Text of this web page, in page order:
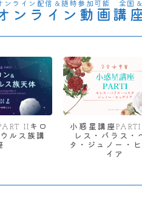
ンライン配信＆随時参加可能 全国
ンライン動画講
IIキロ
ルス族講
小惑星講座
レス・パラス・
タ・ジュノー・
イア